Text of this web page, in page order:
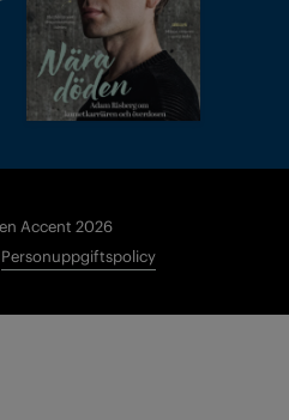
Accent 2026
Personuppgiftspolicy